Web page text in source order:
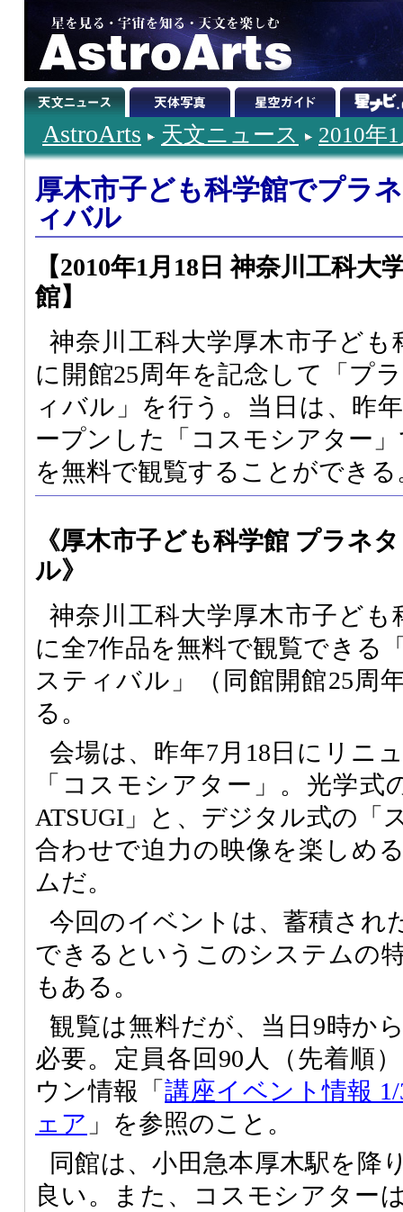
AstroArts 天文ニュース 2010年
厚木市子ども科学館でプラ
ィバル
【2010年1月18日 神奈川工科大
館】
神奈川工科大学厚木市子ども
に開館25周年を記念して「プ
ィバル」を行う。当日は、昨
ープンした「コスモシアター
を無料で観覧することができる
《厚木市子ども科学館 プラネ
ル》
神奈川工科大学厚木市子ども
に全7作品を無料で観覧できる
スティバル」（同館開館25周
る。
会場は、昨年7月18日にリニ
「コスモシアター」。光学式
ATSUGI」と、デジタル式の「
合わせで迫力の映像を楽しめ
ムだ。
今回のイベントは、蓄積され
できるというこのシステムの
もある。
観覧は無料だが、当日9時か
必要。定員各回90人（先着順
ウン情報「講座イベント情報
ェア 」を参照のこと。
同館は、小田急本厚木駅を降
良い。また、コスモシアター